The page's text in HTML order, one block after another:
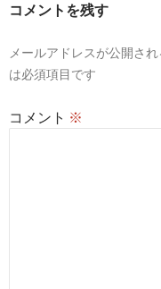
ョ
コメントを残す
メールアドレスが公開され
は必須項目です
コメント ※